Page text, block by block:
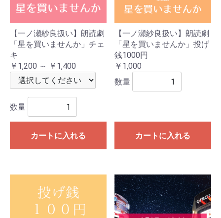
【一ノ瀬紗良扱い】朗読劇
「星を買いませんか」チェ
キ
￥1,200 ～ ￥1,400
数量
カートに入れる
【一ノ瀬紗良扱い】朗読劇
「星を買いませんか」投げ
銭1000円
￥1,000
数量
カートに入れる